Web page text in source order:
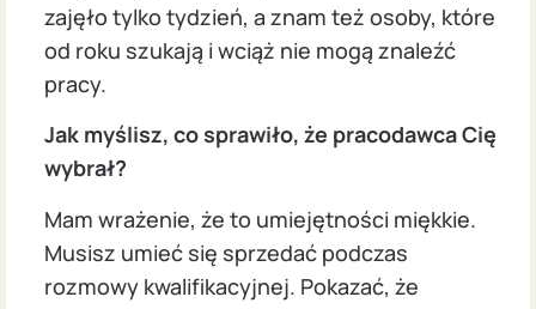
zajęło tylko tydzień, a znam też osoby, które
od roku szukają i wciąż nie mogą znaleźć
pracy.
Jak myślisz, co sprawiło, że pracodawca Cię
wybrał?
Mam wrażenie, że to umiejętności miękkie.
Musisz umieć się sprzedać podczas
rozmowy kwalifikacyjnej. Pokazać, że